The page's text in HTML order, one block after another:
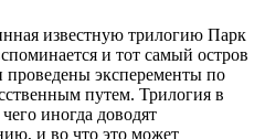
известную трилогию Парк
и тот самый остров
проведены эксперементы по
путем. Трилогия в
иногда доводят
и во что это может